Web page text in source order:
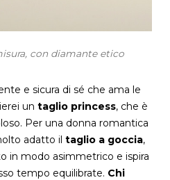
con diamante etico
e sicura di sé che ama le
untaglio princess, che è
Per una donna romantica
adatto iltaglio a goccia,
in modo asimmetrico e ispira
tempo equilibrate. Chi